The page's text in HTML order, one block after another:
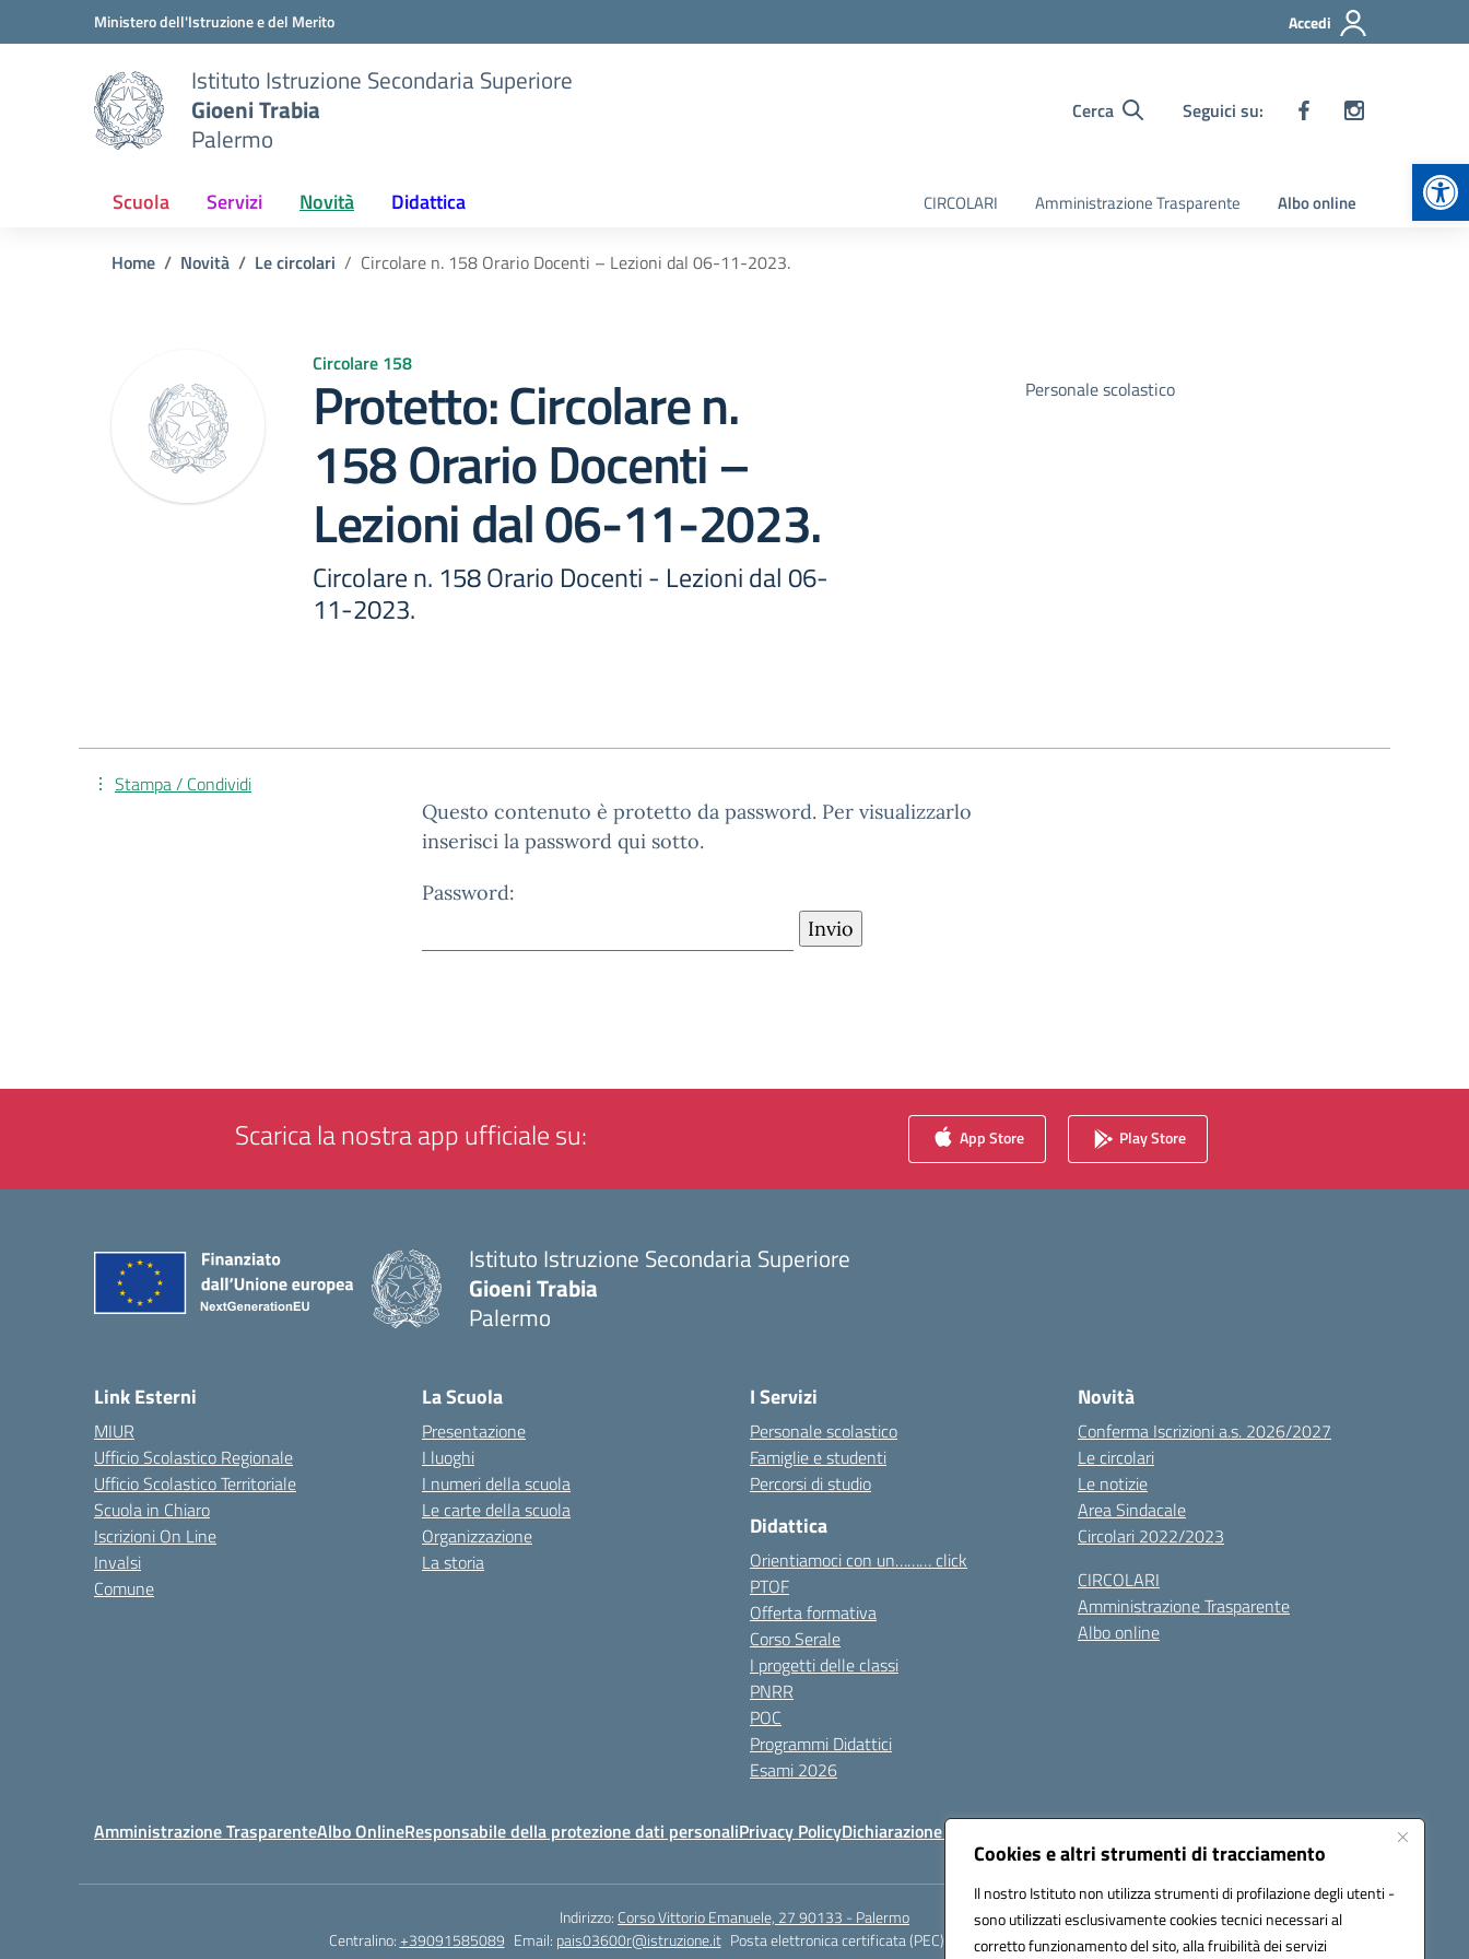
Cookies e altri strumenti di tracciamento
Il nostro Istituto non utilizza strumenti di profilazione degli utenti -
sono utilizzati esclusivamente cookies tecnici necessari al
corretto funzionamento del sito, alla fruibilità dei servizi
Vai ai contenuti
Vai al menu di navigazioneMinistero dell'Istruzione e del Merito Accedi
Istituto Istruzione Secondaria Superiore
Gioeni Trabia
Palermo
Cerca Seguici su:
Scuola Servizi Novità Didattica CIRCOLARI Amministrazione Trasparente Albo online
Home Novità Le circolari Circolare n. 158 Orario Docenti – Lezioni dal 06-11-2023.
Circolare 158
Protetto: Circolare n.
158 Orario Docenti –
Lezioni dal 06-11-2023.
Circolare n. 158 Orario Docenti - Lezioni dal 06-
11-2023.
Personale scolastico
Questo contenuto è protetto da password. Per visualizzarlo
inserisci la password qui sotto.
Password:
Stampa / Condividi
Scarica la nostra app ufficiale su: App Store Play Store
Istituto Istruzione Secondaria Superiore
Gioeni Trabia
Palermo
Link Esterni
MIUR
Ufficio Scolastico Regionale
Ufficio Scolastico Territoriale
Scuola in Chiaro
Iscrizioni On Line
Invalsi
Comune
La Scuola
Presentazione
I luoghi
I numeri della scuola
Le carte della scuola
Organizzazione
La storia
I Servizi
Personale scolastico
Famiglie e studenti
Percorsi di studio
Didattica
Orientiamoci con un……… click
PTOF
Offerta formativa
Corso Serale
I progetti delle classi
PNRR
POC
Programmi Didattici
Esami 2026
Novità
Conferma Iscrizioni a.s. 2026/2027
Le circolari
Le notizie
Area Sindacale
Circolari 2022/2023
CIRCOLARI
Amministrazione Trasparente
Albo online
Amministrazione TrasparenteAlbo OnlineResponsabile della protezione dati personaliPrivacy PolicyDichiarazione di accessibilità Seguici su:
Indirizzo: Corso Vittorio Emanuele, 27 90133 - Palermo
Centralino:+39091585089 Email: pais03600r@istruzione.it Posta elettronica certificata (PEC): pais03600r@pec.istruzione.it